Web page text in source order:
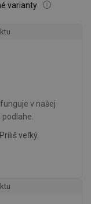
varianty
v našej
podlahe.
Príliš veľký.